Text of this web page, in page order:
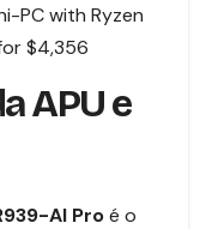
APU e
AI Proé o